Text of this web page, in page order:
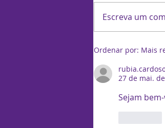
Escreva um
Ordenar por: Mais
27 de mai.
Sejam